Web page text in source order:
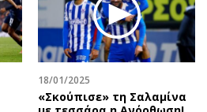
18/01/2025
«Σκούπισε» τη Σαλαμίνα